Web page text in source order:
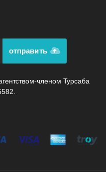
отправить
членом Турсаба